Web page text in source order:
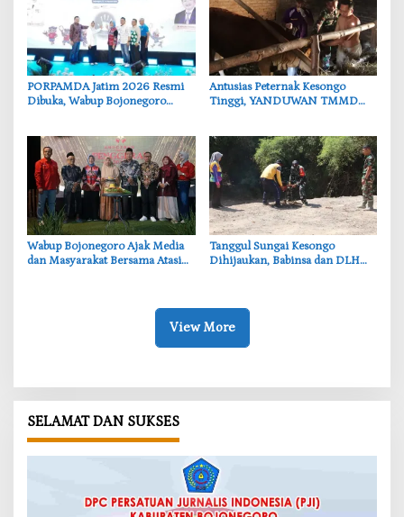
‎PORPAMDA Jatim 2026 Resmi
Dibuka, Wabup Bojonegoro
‎Antusias Peternak Kesongo
Tinggi, YANDUWAN TMMD
Wabup Bojonegoro Ajak Media
dan Masyarakat Bersama Atasi
‎Tanggul Sungai Kesongo
Dihijaukan, Babinsa dan DLH
View More
SELAMAT DAN SUKSES